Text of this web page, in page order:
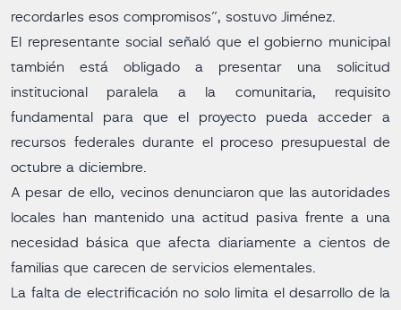
recordarles esos compromisos”, sostuvo Jiménez.
El representante social señaló que el gobierno municipal
también está obligado a presentar una solicitud
institucional paralela a la comunitaria, requisito
fundamental para que el proyecto pueda acceder a
recursos federales durante el proceso presupuestal de
octubre a diciembre.
A pesar de ello, vecinos denunciaron que las autoridades
locales han mantenido una actitud pasiva frente a una
necesidad básica que afecta diariamente a cientos de
familias que carecen de servicios elementales.
La falta de electrificación no solo limita el desarrollo de la